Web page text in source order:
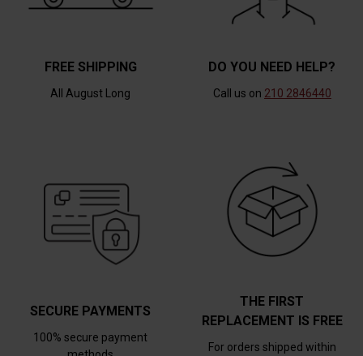
FREE SHIPPING
All August Long
DO YOU NEED HELP?
Call us on 210 2846440
SECURE PAYMENTS
100% secure payment
THE FIRST
REPLACEMENT IS FREE
For orders shipped within